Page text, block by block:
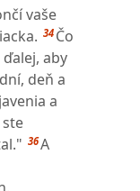
vaše
34 Čo
aby
deň a
a
36A